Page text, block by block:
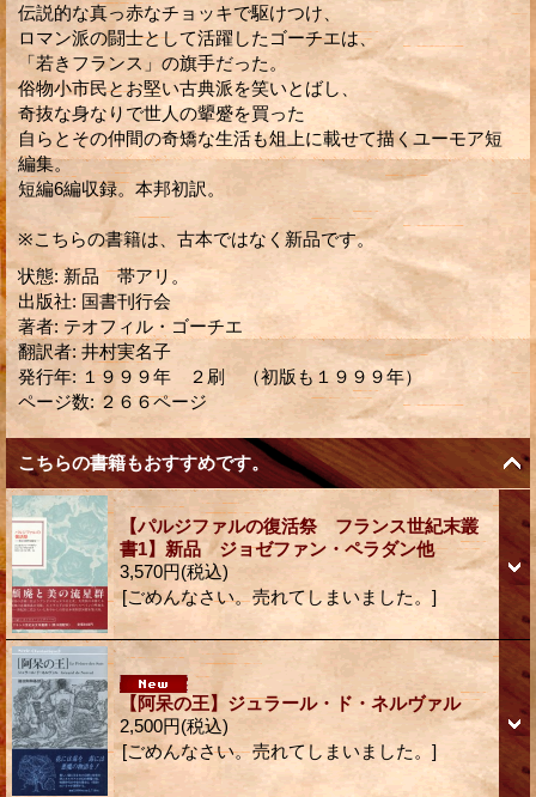
伝説的な真っ赤なチョッキで駆けつけ、
ロマン派の闘士として活躍したゴーチエは、
「若きフランス」の旗手だった。
俗物小市民とお堅い古典派を笑いとばし、
奇抜な身なりで世人の顰蹙を買った
自らとその仲間の奇矯な生活も俎上に載せて描くユーモア短
編集。
短編6編収録。本邦初訳。
※こちらの書籍は、古本ではなく新品です。
状態: 新品 帯アリ。
出版社: 国書刊行会
著者: テオフィル・ゴーチエ
翻訳者: 井村実名子
発行年: １９９９年 ２刷 （初版も１９９９年）
ページ数: ２６６ページ
こちらの書籍もおすすめです。
【パルジファルの復活祭 フランス世紀末叢
書1】新品 ジョゼファン・ペラダン他
3,570円(税込)
[ごめんなさい。売れてしまいました。]
【阿呆の王】ジュラール・ド・ネルヴァル
2,500円(税込)
[ごめんなさい。売れてしまいました。]